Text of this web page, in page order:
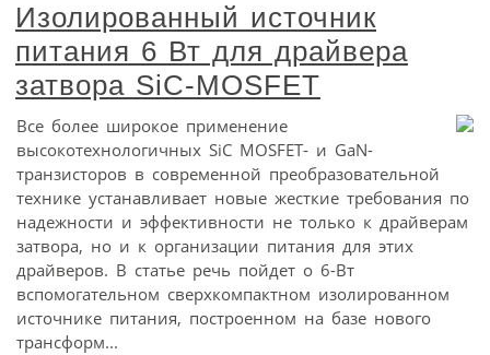
Изолированный источник
питания 6 Вт для драйвера
затвора SiC-MOSFET
Все более широкое применение
высокотехнологичных SiC MOSFET- и GaN-
транзисторов в современной преобразовательной
технике устанавливает новые жесткие требования по
надежности и эффективности не только к драйверам
затвора, но и к организации питания для этих
драйверов. В статье речь пойдет о 6-Вт
вспомогательном сверхкомпактном изолированном
источнике питания, построенном на базе нового
трансформ...